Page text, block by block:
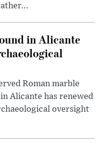
in Alicante
Roman marble
Alicante has renewed
oversight